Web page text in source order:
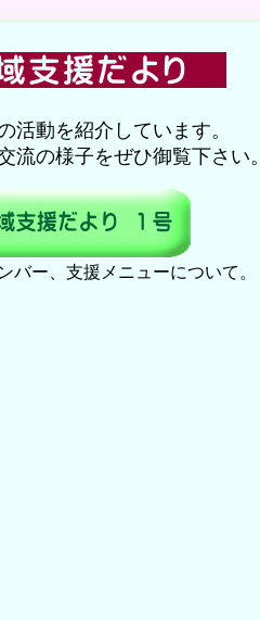
活動を紹介しています。
流の様子をぜひ御覧下さい。
バー、支援メニューについて。